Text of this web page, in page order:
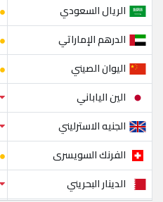
الريال السعودي
الدرهم الإماراتي
اليوان الصيني
الين الياباني
الجنيه الاسترليني
الفرنك السويسرى
الدينار البحريني